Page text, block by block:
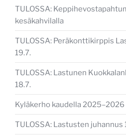
TULOSSA:
kesäkahvilalla
TULOSSA: Peräkonttikirppis
19.7.
TULOSSA: Lastunen
18.7.
Kyläkerho kaudella 2025–2026
TULOSSA: Lastusten juhannus